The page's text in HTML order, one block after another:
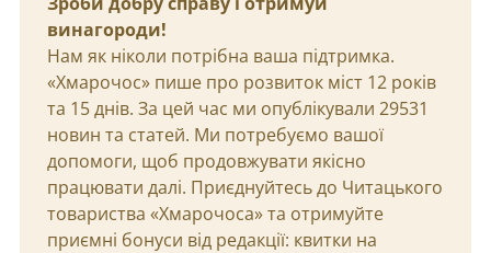
винагороди!
Нам як ніколи потрібна ваша підтримка.
«Хмарочос» пише про розвиток міст 12 років
та 15 днів. За цей час ми опублікували 29531
новин та статей. Ми потребуємо вашої
допомоги, щоб продовжувати якісно
працювати далі. Приєднуйтесь до Читацького
товариства «Хмарочоса» та отримуйте
приємні бонуси від редакції: квитки на